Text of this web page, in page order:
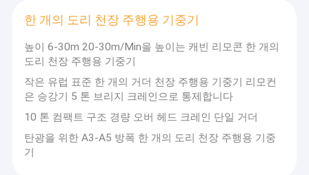
한 개의 도리 천장 주행용 기중기
높이 6-30m 20-30m/Min을 높이는 캐빈 리모콘 한 개의
도리 천장 주행용 기중기
작은 유럽 표준 한 개의 거더 천장 주행용 기중기 리모컨
은 승강기 5 톤 브리지 크레인으로 통제합니다
10 톤 컴팩트 구조 경량 오버 헤드 크레인 단일 거더
탄광을 위한 A3-A5 방폭 한 개의 도리 천장 주행용 기중
기